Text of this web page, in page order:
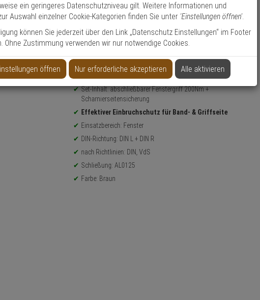
Set
Produktinformationen
FENSTERSICHERUNG-SET - Modell: FAS 101, FG 300
Set-Inhalt: abschließbarer Fenstergriff 200Nm +
Scharnierseitensicherung
Effektiver Einbruchschutz für Band- & Griffseite
Einsatzbereich: Fenster
DIN-Richtung: DIN L + DIN R
nach Richtlinien: DIN, VdS
Schließung: AL0125
Farbe: Braun
ein geringeres Datenschutzniveau gilt. Weitere Informationen und
Auswahl einzelner Cookie-Kategorien finden Sie unter 'Einstellungen öffnen'.
können Sie jederzeit über den Link „Datenschutz Einstellungen“ im Footer
Ohne Zustimmung verwenden wir nur notwendige Cookies.
öffnen Nur erforderliche akzeptieren Alle aktivieren